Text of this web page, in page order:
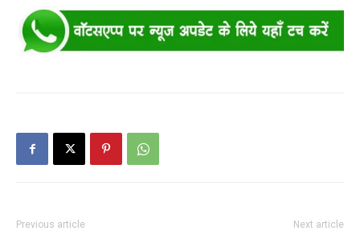
Previous article Next article